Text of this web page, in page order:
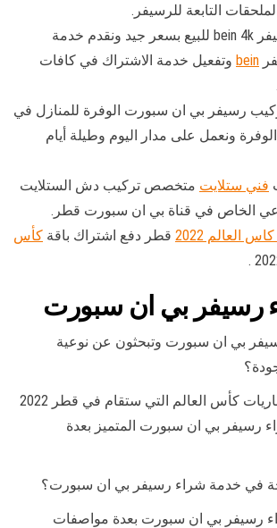
التابعة للرسيفر.
لدينا أيضا رسيفر bein 4k للبيع بسعر جيد ونقدم خدمة
bein وتفعيل خدمة الاشتراك في كافات
رسيفر بي ان سبورت الوفرة للمنازل في
ونعمل على مدار اليوم وطيلة أيام
فني ستلايت متخصص تركيب دش الستلايت
الخاص في قناة بي ان سبورت قطر.
العالم 2022 قطر دفع اشتراك باقة كأس
رسيفر بي ان سبورت
بي ان سبورت وتبحثون عن نوعية
مع موعد اقتراب مباريات كأس العالم التي ستقام في قطر 2022
رسيفر بي ان سبورت المتميز بعدة
في خدمة شراء رسيفر بي ان سبورت؟
رسيفر بي ان سبورت بعدة مواصفات